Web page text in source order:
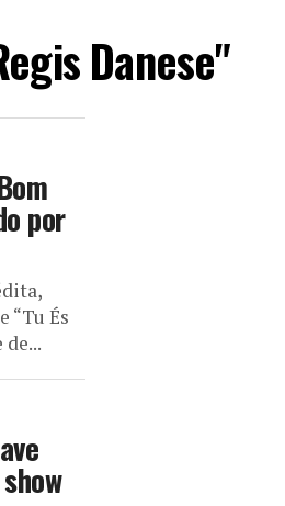
Danese"
por
“Tu És